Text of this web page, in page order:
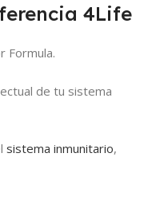
4Life
Formula.
de tu sistema
sistema inmunitario,